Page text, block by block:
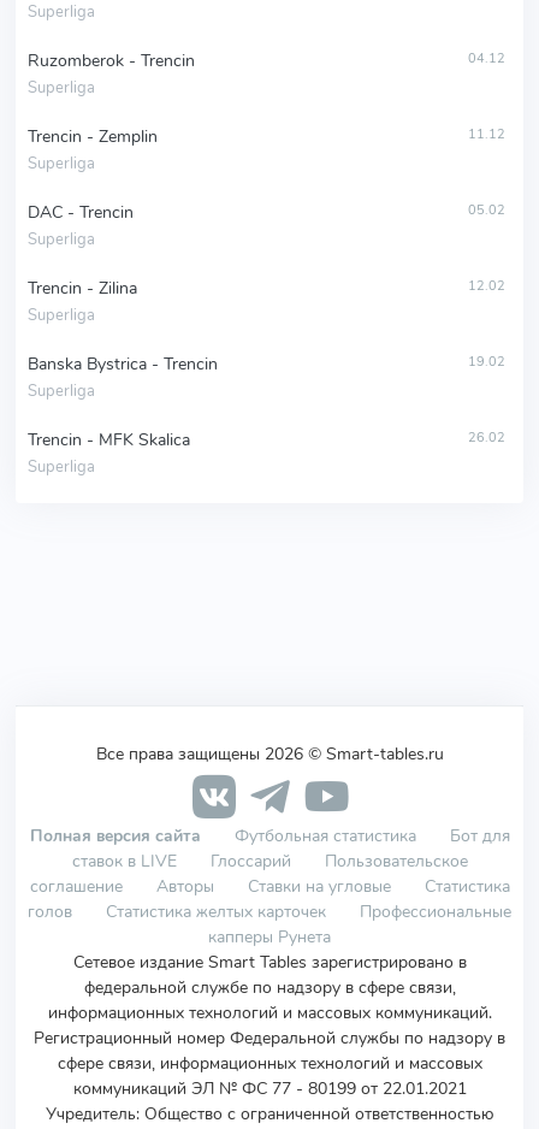
Superliga
Ruzomberok - Trencin
Superliga
04.12
Trencin - Zemplin
Superliga
11.12
DAC - Trencin
Superliga
05.02
Trencin - Zilina
Superliga
12.02
Banska Bystrica - Trencin
Superliga
19.02
Trencin - MFK Skalica
Superliga
26.02
Все права защищены 2026 © Smart-tables.ru
Полная версия сайта Футбольная статистика
Бот для
ставок в LIVE
Глоссарий
Пользовательское
соглашение
Авторы Ставки на угловые
Статистика
голов
Статистика желтых карточек
Профессиональные
капперы Рунета
Сетевое издание Smart Tables зарегистрировано в
федеральной службе по надзору в сфере связи,
информационных технологий и массовых коммуникаций.
Регистрационный номер Федеральной службы по надзору в
сфере связи, информационных технологий и массовых
коммуникаций ЭЛ № ФС 77 - 80199 от 22.01.2021
Учредитель: Общество с ограниченной ответственностью